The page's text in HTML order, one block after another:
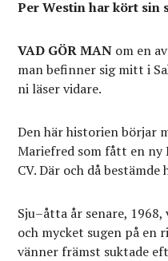
Per Westin har kört sin
VAD GÖR MAN om en
man befinner sig mitt i
ni läser vidare.
Den här historien börjar
Mariefred som fått en ny
CV. Där och då bestämde
Sju–åtta år senare,
och mycket sugen på en
vänner främst suktade